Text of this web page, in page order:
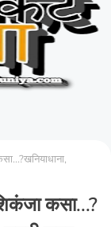
कसा...?